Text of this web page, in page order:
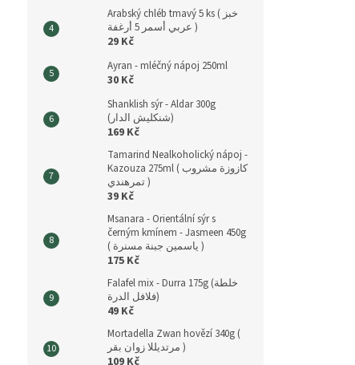
Arabský chléb tmavý 5 ks ( خبز
عربي أسمر 5 أرغفة )
29 Kč
Ayran - mléčný nápoj 250ml
30 Kč
Shanklish sýr - Aldar 300g
(شنكليش الدار)
169 Kč
Tamarind Nealkoholický nápoj -
Kazouza 275ml ( كازوزة مشروب
تمرهندي )
39 Kč
Msanara - Orientální sýr s
černým kmínem - Jasmeen 450g
( ياسمين جبنة مسنرة )
175 Kč
Falafel mix - Durra 175g (خلطة
فلافل الدرة)
49 Kč
Mortadella Zwan hovězí 340g (
مرتديللا زوان بقر )
109 Kč